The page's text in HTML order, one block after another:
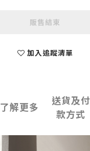
販售結束
加入追蹤清單
了解更多
送貨及付
款方式